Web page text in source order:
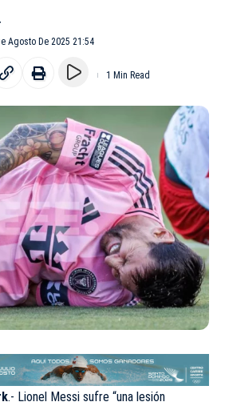
Agosto De 2025 21:54
1 Min Read
.- Lionel Messi sufre “una lesión